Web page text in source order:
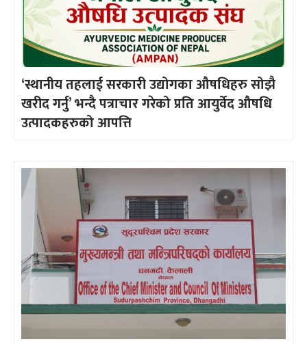
‘स्थानीय तहलाई सरकारी उद्योगका औषधिहरु सोझै
खरीद गर्नु’ भन्दै पत्राचार गरेको प्रति आयुर्वेद औषधि
उत्पादकहरुको आपत्ति